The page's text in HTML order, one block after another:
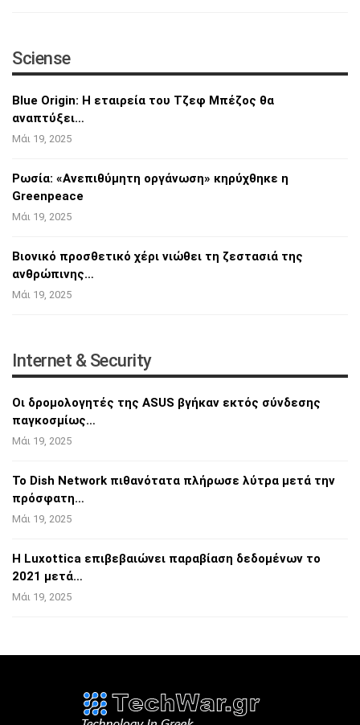
Sciense
Blue Origin: Η εταιρεία του Τζεφ Μπέζος θα
αναπτύξει…
Μάι 19, 2025
Ρωσία: «Ανεπιθύμητη οργάνωση» κηρύχθηκε η
Greenpeace
Μάι 19, 2025
Βιονικό προσθετικό χέρι νιώθει τη ζεστασιά της
ανθρώπινης…
Μάι 19, 2025
Internet & Security
Οι δρομολογητές της ASUS βγήκαν εκτός σύνδεσης
παγκοσμίως…
Μάι 19, 2025
Το Dish Network πιθανότατα πλήρωσε λύτρα μετά την
πρόσφατη…
Μάι 19, 2025
Η Luxottica επιβεβαιώνει παραβίαση δεδομένων το
2021 μετά…
Μάι 19, 2025